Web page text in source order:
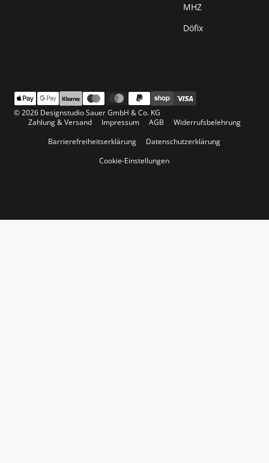
MHZ
Döfix
© 2026 Designstudio Sauer GmbH & Co. KG
Zahlung & Versand
Impressum AGB
Widerrufsbelehrung
Barrierefreiheitserklärung
Datenschutzerklärung
Cookie-Einstellungen